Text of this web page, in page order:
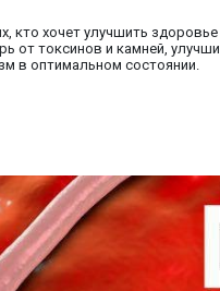
хочет улучшить
токсинов и камней,
в оптимальном состоянии.